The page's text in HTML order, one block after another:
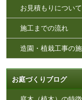
お見積もりについて
施工までの流れ
造園・植栽工事の
お庭づくりブログ